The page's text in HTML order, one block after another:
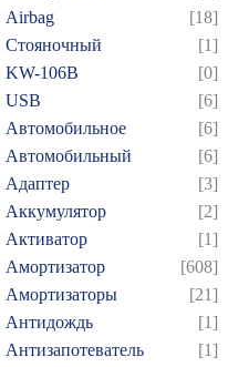
Airbag
[18]
Cтояночный
[1]
KW-106B
[0]
USB
[6]
Автомобильное
[6]
Автомобильный
[6]
Адаптер
[3]
Аккумулятор
[2]
Активатор
[1]
Амортизатор
[608]
Амортизаторы
[21]
Антидождь
[1]
Антизапотеватель
[1]